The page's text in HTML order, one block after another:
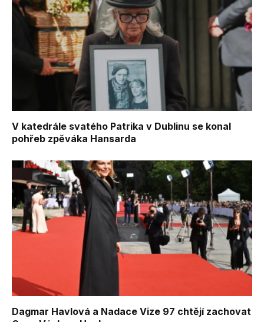
V katedrále svatého Patrika v Dublinu se konal
pohřeb zpěváka Hansarda
Dagmar Havlová a Nadace Vize 97 chtějí zachovat